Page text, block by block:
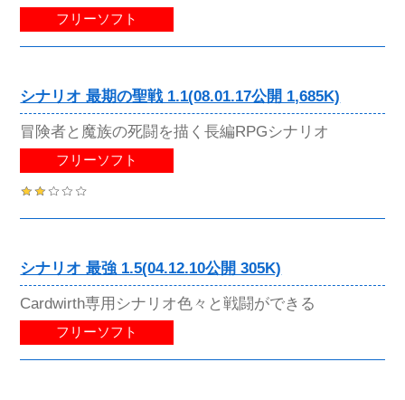
フリーソフト
シナリオ 最期の聖戦 1.1(08.01.17公開 1,685K)
冒険者と魔族の死闘を描く長編RPGシナリオ
フリーソフト
シナリオ 最強 1.5(04.12.10公開 305K)
Cardwirth専用シナリオ色々と戦闘ができる
フリーソフト